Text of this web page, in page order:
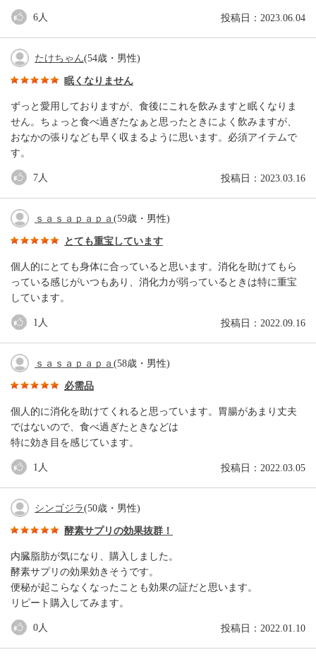
投稿日：2023.06.04
6人
たけちゃん(54歳・男性)
眠くなりません
ずっと愛用しておりますが、食後にこれを飲みますと眠くなりま
せん。ちょっと食べ過ぎたなぁと思ったときによく飲みますが、
おなかの張りなども早く収まるように思います。必須アイテムで
す。
投稿日：2023.03.16
7人
ｓａｓａｐａｐａ (59歳・男性)
とても重宝しています
個人的にとても身体に合っていると思います。消化を助けてもら
っている感じがいつもあり、消化力が弱っているときは特に重宝
しています。
投稿日：2022.09.16
1 人
ｓａｓａｐａｐａ (58歳・男性)
必需品
個人的に消化を助けてくれると思っています。胃腸があまり丈夫
ではないので、食べ過ぎたときなどは
特に効き目を感じています。
投稿日：2022.03.05
1 人
シンゴジラ(50歳・男性)
酵素サプリの効果抜群！
内臓脂肪が気になり、購入しました。
酵素サプリの効果効きそうです。
便秘が起こらなくなったことも効果の証だと思います。
リピート購入してみます。
投稿日：2022.01.10
0人